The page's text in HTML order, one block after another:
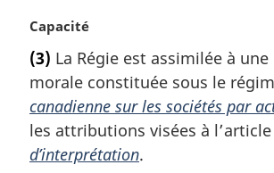
r
i
n
a
l
e
:
N
t
e
m
a
g
Capacité
(3) La Régie est assimilée à
morale constituée sous le
canadienne sur les sociétés par
les attributions visées à l’article
d’interprétation.